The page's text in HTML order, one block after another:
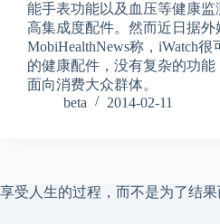
能手表功能以及血压等健康监
高集成度配件。然而近日据外
MobiHealthNews称，iWatch
的健康配件，没有复杂的功能
面向消费大众群体。
beta
2014-02-11
享受人生的过程，而不是为了结